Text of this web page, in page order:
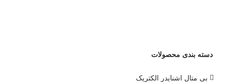
دسته بندی محصولات
بی متال اشنایدر الکتریک